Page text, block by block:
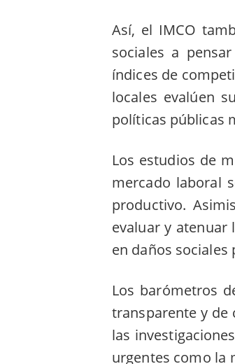
Así, el IMCO
sociales a
índices de
locales evalúen
políticas públicas
Los estudios de
mercado laboral
productivo.
evaluar y atenuar
en daños sociales
Los barómetros
transparente y de
las
urgentes como la